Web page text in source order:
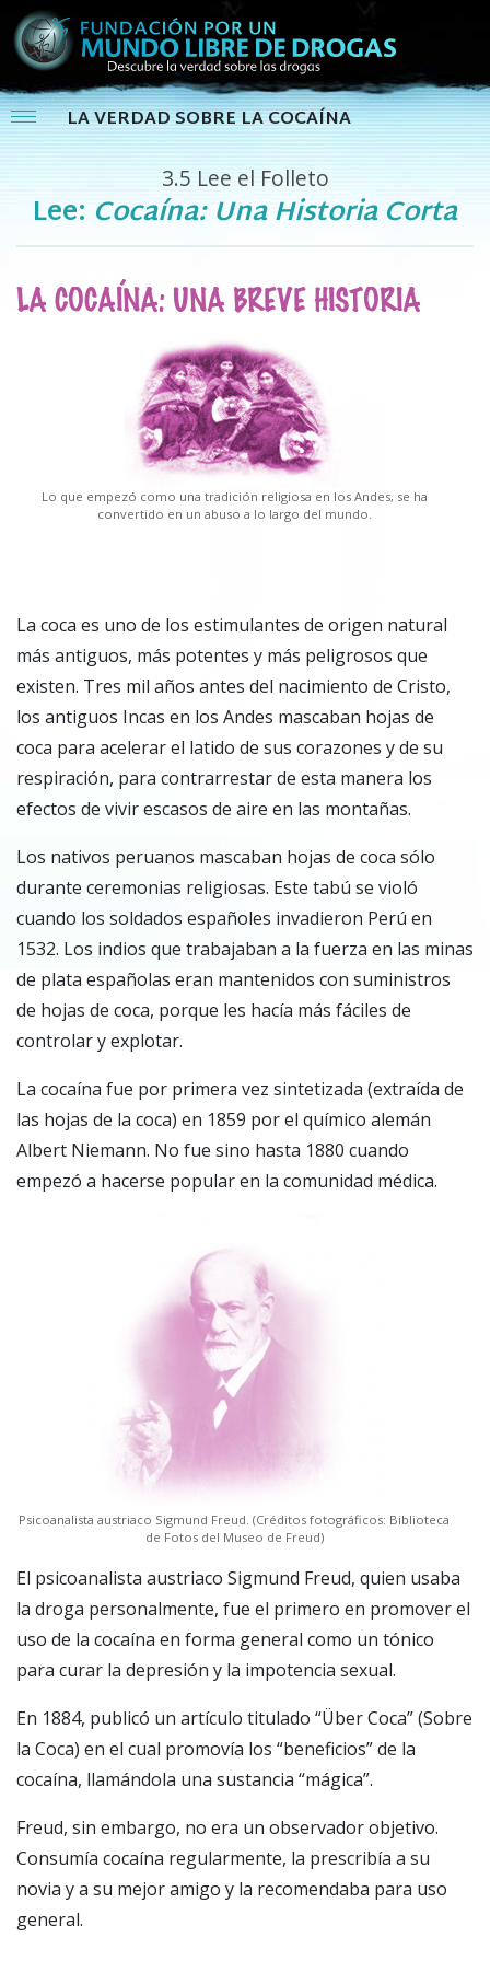
LA VERDAD SOBRE LA COCAÍNA
3.5 Lee el Folleto
Lee: Cocaína: Una Historia Corta
LA COCAÍNA: UNA BREVE HISTORIA
Lo que empezó como una tradición religiosa en los Andes, se ha
convertido en un abuso a lo largo del mundo.
La coca es uno de los estimulantes de origen natural
más antiguos, más potentes y más peligrosos que
existen. Tres mil años antes del nacimiento de Cristo,
los antiguos Incas en los Andes mascaban hojas de
coca para acelerar el latido de sus corazones y de su
respiración, para contrarrestar de esta manera los
efectos de vivir escasos de aire en las montañas.
Los nativos peruanos mascaban hojas de coca sólo
durante ceremonias religiosas. Este tabú se violó
cuando los soldados españoles invadieron Perú en
1532. Los indios que trabajaban a la fuerza en las minas
de plata españolas eran mantenidos con suministros
de hojas de coca, porque les hacía más fáciles de
controlar y explotar.
La cocaína fue por primera vez sintetizada (extraída de
las hojas de la coca) en 1859 por el químico alemán
Albert Niemann. No fue sino hasta 1880 cuando
empezó a hacerse popular en la comunidad médica.
Psicoanalista austriaco Sigmund Freud. (Créditos fotográficos: Biblioteca
de Fotos del Museo de Freud)
El psicoanalista austriaco Sigmund Freud, quien usaba
la droga personalmente, fue el primero en promover el
uso de la cocaína en forma general como un tónico
para curar la depresión y la impotencia sexual.
En 1884, publicó un artículo titulado “Über Coca” (Sobre
la Coca) en el cual promovía los “beneficios” de la
cocaína, llamándola una sustancia “mágica”.
Freud, sin embargo, no era un observador objetivo.
Consumía cocaína regularmente, la prescribía a su
novia y a su mejor amigo y la recomendaba para uso
general.